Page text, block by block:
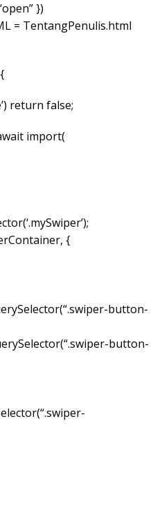
})
= TentangPenulis.html
return false;
import(
{
button-
button-